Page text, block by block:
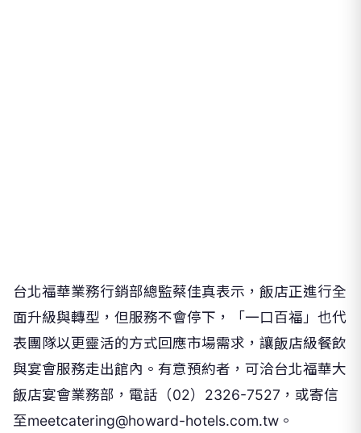
台北福華業務行銷部總監蔡佳真表示，飯店正進行全
面升級與轉型，但服務不會停下，「一口百福」也代
表團隊以更靈活的方式回應市場需求，讓飯店級餐飲
與宴會服務走出館內。有意預約者，可洽台北福華大
飯店宴會業務部，電話（02）2326-7527，或寄信
至meetcatering@howard-hotels.com.tw。